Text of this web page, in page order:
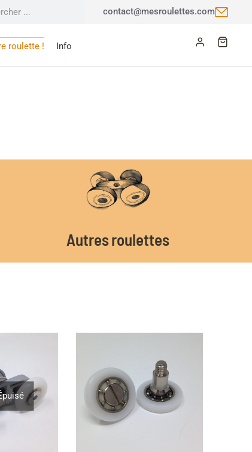
contact@mesroulettes.com
roulette ! Info
Autres roulettes